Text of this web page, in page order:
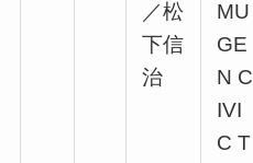
／松
下信
治
MU
GE
N C
IVI
C T